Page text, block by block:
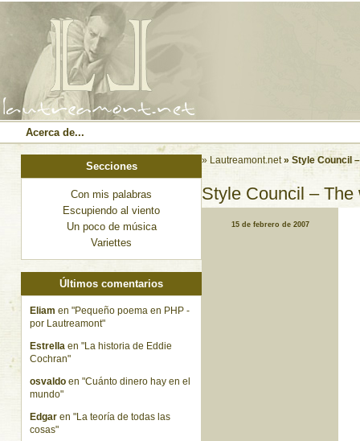
Acerca de...
» Lautreamont.net » Style Council
Style Council –
15 de febrero de 2007
Secciones
Con mis palabras
Escupiendo al viento
Un poco de música
Variettes
Últimos comentarios
Eliam en "Pequeño poema en PHP -
por Lautreamont"
Estrella en "La historia de Eddie
Cochran"
osvaldo en "Cuánto dinero hay en el
mundo"
Edgar en "La teoría de todas las
cosas"